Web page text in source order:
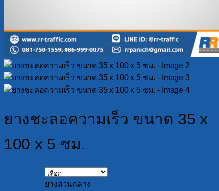
ยางชะลอความเร็ว ขนาด 35 x
100 x 5 ซม.
ยางส่วนกลาง